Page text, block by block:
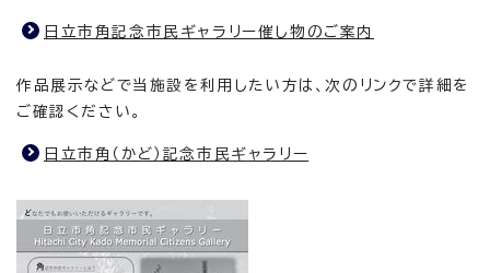
日立市角記念市民ギャラリー催し物のご案内
作品展示などで当施設を利用したい方は、次のリンクで詳細を
ご確認ください。
日立市角（かど）記念市民ギャラリー